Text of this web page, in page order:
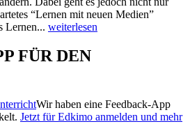
“Lernen mit neuen Medien”
Lernen... weiterlesen
FÜR DEN
Wir haben eine Feedback-App
Jetzt für Edkimo anmelden und mehr